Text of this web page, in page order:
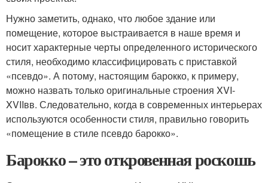
Нужно заметить, однако, что любое здание или
помещение, которое выстраивается в наше время и
носит характерные черты определенного исторического
стиля, необходимо классифицировать с приставкой
«псевдо». А потому, настоящим барокко, к примеру,
можно назвать только оригинальные строения XVI-
XVIIвв. Следовательно, когда в современных интерьерах
используются особенности стиля, правильно говорить
«помещение в стиле псевдо барокко».
Барокко – это откровенная роскошь